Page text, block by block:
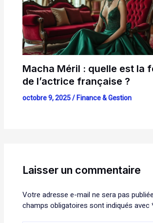
Macha Méril : quelle est la
de l’actrice française ?
octobre 9, 2025/Finance & Gestion
Laisser un commentaire
Votre adresse e-mail ne sera pas
champs obligatoires sont indiqués avec